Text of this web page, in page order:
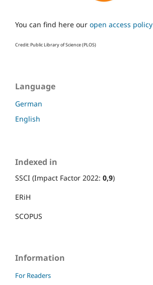
You can find here our open access policy
Credit: Public Library of Science (PLOS)
Language
German
English
Indexed in
SSCI (Impact Factor 2022: 0,9)
ERiH
SCOPUS
Information
For Readers